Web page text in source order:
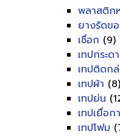
พลาสติก
ยางรัดข
เชื่อก (9)
เทปกระด
เทปติดก
เทปผ้า (8)
เทปย่น
เทปเยื่อ
เทปโฟม